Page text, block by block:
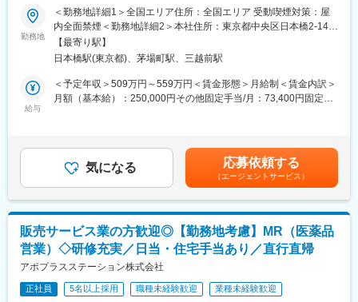
論可能です。）
・転勤は東北・関東などエリア単位内で限定することができ、一
方的に配属エリアを決定されることもありません。
※CSOとは…
医療機器・製薬メーカーのセールス領域を支援する業種です。自
社の社員を取引先企業に派遣し、派遣先の営業として活躍いただ
くことでメーカーを支援しています。
プロジェクトごとに異なりますが、同社または配属先のメーカー
にて研修が十分にございます。
プロジェクト配属後もマネージャーが丁寧に支援します。日々の
もしっかりとケアします。業界でも特に支援が手厚いと評判で
す。
◇LINEの企業アカウントから、沿革・事業内容・先輩社員インタ
ビュー等が閲覧可能です◇
https://liff.line.me/1655046877-Gm8rqdqY/landing?
follow=%40124wcdmz&lp=SS7pcT&liff_id=1655046877-
８月１日（土）9:00～14:00スタートの中より調整可能です。
オンラインにて実施いたします。
★本ポジションは、未経験から医療業界で活躍できます！
・医療を通じて社会に貢献したい
・仕事を通じて学びを深め自己の成長を実感したい
・専門職として知識、技能を身に付けたい
■職務内容：
MR（医薬情報担当者）として、ドクターや医薬品卸へ訪問、医薬
＜MRとは＞
医薬品販売に際し、医師への医薬品の効果、効能、副作用を情報
提供がミッションです。
医薬品は「どの成分に、どのような効果があって、誰に使うと良
いのか」などの情報が付加されて、初めて効果的に使うことがで
きます。医師への適切な医薬品情報の提供を通じて、患者さんの
勤務地
＜勤務地詳細1＞全国エリア住所：全国エリア 受動喫煙対策：屋
内全面禁煙＜勤務地詳細2＞本社住所：東京都中央区日本橋2-14-1
フロントプレイス日本橋勤務地最寄駅：各線／日本橋駅受動喫煙
対策：敷地内喫煙可能場所あり変更の範囲：会社の定める事業所
【最寄り駅】
日本橋駅(東京都)、茅場町駅、三越前駅
給与
＜予定年収＞509万円～559万円＜賃金形態＞月給制＜賃金内訳＞
月額（基本給）：250,000円その他固定手当/月：73,400円固定残
どを考慮し、規定により決定します。※年収の他に別途日当（月額
3～4万円）・諸手当有昇給：年1回★頑張りに応じて年収UP★赴
任先の評価次第で大幅に年収をUPできます。（年2回業績給改
定）賃金はあくまでも目安の金額であり、選考を通じて上下する
可能性があります。月給(月額)は固定手当を含めた表記です。
気になる 応募依頼する
（エージェントサービス）
販売サービス業の方歓迎◎【勤務地考慮】MR（医薬品
営業）◇研修充実／日当・住宅手当あり／直行直帰
アポプラスステーション株式会社
正社員 5名以上採用 職種未経験歓迎 業種未経験歓迎